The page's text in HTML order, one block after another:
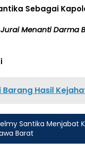
Sebagai
Menanti Darma
Barang Hasil
Santika Menjabat
Barat